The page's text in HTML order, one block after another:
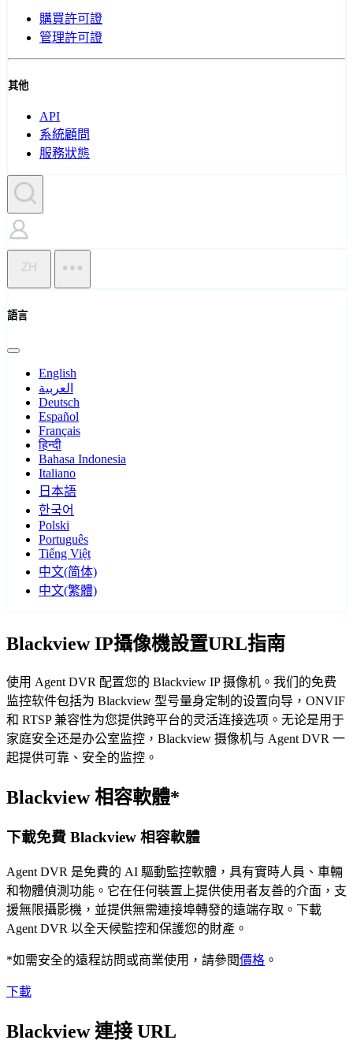
購買許可證
管理許可證
其他
API
系統顧問
服務狀態
ZH
語言
English
العربية
Deutsch
Español
Français
हिन्दी
Bahasa Indonesia
Italiano
日本語
한국어
Polski
Português
Tiếng Việt
中文(简体)
中文(繁體)
Blackview IP攝像機設置URL指南
使用 Agent DVR 配置您的 Blackview IP 摄像机。我们的免费
监控软件包括为 Blackview 型号量身定制的设置向导，ONVIF
和 RTSP 兼容性为您提供跨平台的灵活连接选项。无论是用于
家庭安全还是办公室监控，Blackview 摄像机与 Agent DVR 一
起提供可靠、安全的监控。
Blackview 相容軟體*
下載免費 Blackview 相容軟體
Agent DVR 是免費的 AI 驅動監控軟體，具有實時人員、車輛
和物體偵測功能。它在任何裝置上提供使用者友善的介面，支
援無限攝影機，並提供無需連接埠轉發的遠端存取。下載
Agent DVR 以全天候監控和保護您的財產。
*如需安全的遠程訪問或商業使用，請參閱價格 。
下載
Blackview 連接 URL